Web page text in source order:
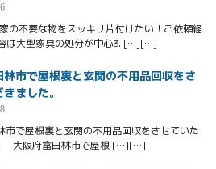
の不要な物をスッキリ片付けたい！ご依頼経
は大型家具の処分が中心3. […][…]
林市で屋根裏と玄関の不用品回収をさ
ました。
市で屋根裏と玄関の不用品回収をさせていた
大阪府富田林市で屋根 […][…]